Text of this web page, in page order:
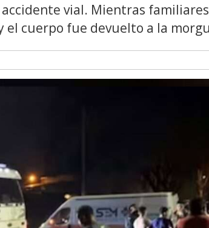
vial. Mientras
el cuerpo fue devuelto a la